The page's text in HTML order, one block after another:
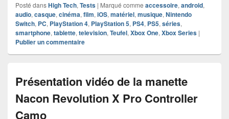
Posté dansHigh Tech,Tests | Marqué comme accessoire,android,
audio,casque,cinéma,film,iOS,matériel,musique,Nintendo
Switch, PC, PlayStation 4, PlayStation 5, PS4, PS5,séries,
smartphone,tablette,television,Teufel,Xbox One,Xbox Series |
Publier un commentaire
Présentation vidéo de la manette
Nacon Revolution X Pro Controller
Camo